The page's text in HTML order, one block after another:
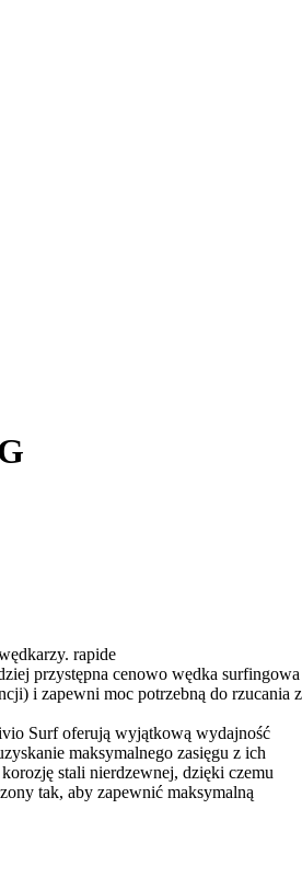
rapide
przystępna cenowo wędka surfingowa
i zapewni moc potrzebną do rzucania z
Surf oferują wyjątkową wydajność
maksymalnego zasięgu z ich
stali nierdzewnej, dzięki czemu
tak, aby zapewnić maksymalną